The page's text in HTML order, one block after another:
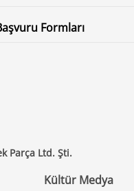
Formları
Parça Ltd. Şti.
Kültür Medya